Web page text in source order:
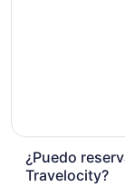
¿Puedo
Travelocity?